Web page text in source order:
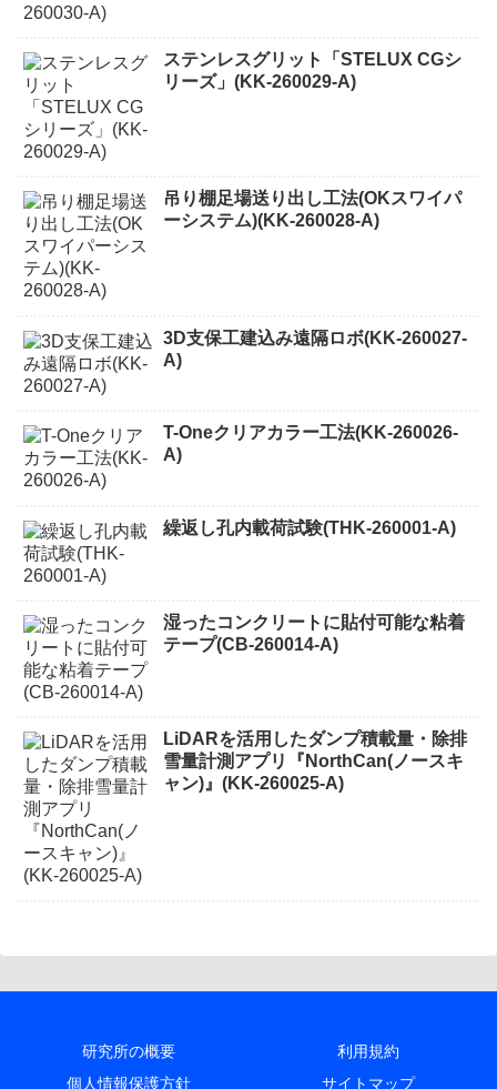
ステンレスグリット「STELUX CGシ
リーズ」(KK-260029-A)
吊り棚足場送り出し工法(OKスワイパ
ーシステム)(KK-260028-A)
3D支保工建込み遠隔ロボ(KK-260027-
A)
T-Oneクリアカラー工法(KK-260026-
A)
繰返し孔内載荷試験(THK-260001-A)
湿ったコンクリートに貼付可能な粘着
テープ(CB-260014-A)
LiDARを活用したダンプ積載量・除排
雪量計測アプリ『NorthCan(ノースキ
ャン)』(KK-260025-A)
研究所の概要
利用規約
個人情報保護方針
サイトマップ